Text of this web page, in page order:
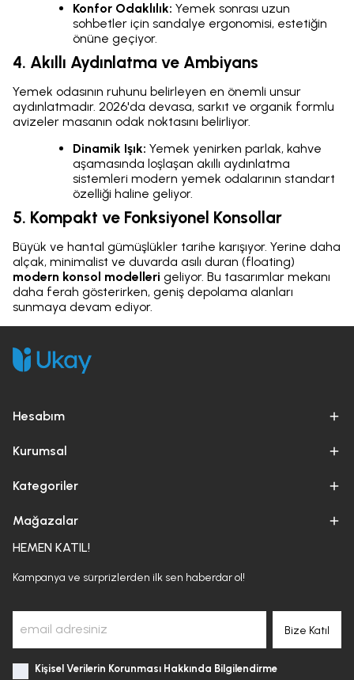
Konfor Odaklılık: Yemek sonrası uzun
sohbetler için sandalye ergonomisi, estetiğin
önüne geçiyor.
4. Akıllı Aydınlatma ve Ambiyans
Yemek odasının ruhunu belirleyen en önemli unsur
aydınlatmadır. 2026'da devasa, sarkıt ve organik formlu
avizeler masanın odak noktasını belirliyor.
Dinamik Işık: Yemek yenirken parlak, kahve
aşamasında loşlaşan akıllı aydınlatma
sistemleri modern yemek odalarının standart
özelliği haline geliyor.
5. Kompakt ve Fonksiyonel Konsollar
Büyük ve hantal gümüşlükler tarihe karışıyor. Yerine daha
alçak, minimalist ve duvarda asılı duran (floating)
modern konsol modelleri geliyor. Bu tasarımlar mekanı
daha ferah gösterirken, geniş depolama alanları
sunmaya devam ediyor.
Hesabım
Kurumsal
Kategoriler
Mağazalar
HEMEN KATIL!
Kampanya ve sürprizlerden ilk sen haberdar ol!
Bize Katıl
Kişisel Verilerin Korunması Hakkında Bilgilendirme